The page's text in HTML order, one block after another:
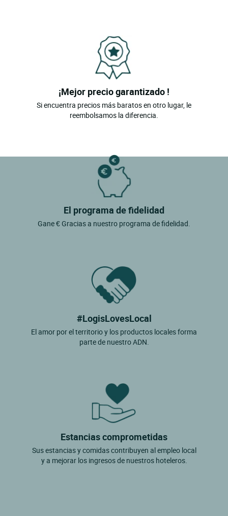
¡Mejor precio garantizado !
Si encuentra precios más baratos en otro lugar, le
reembolsamos la diferencia.
El programa de fidelidad
Gane € Gracias a nuestro programa de fidelidad.
#LogisLovesLocal
El amor por el territorio y los productos locales forma
parte de nuestro ADN.
Estancias comprometidas
Sus estancias y comidas contribuyen al empleo local
y a mejorar los ingresos de nuestros hoteleros.